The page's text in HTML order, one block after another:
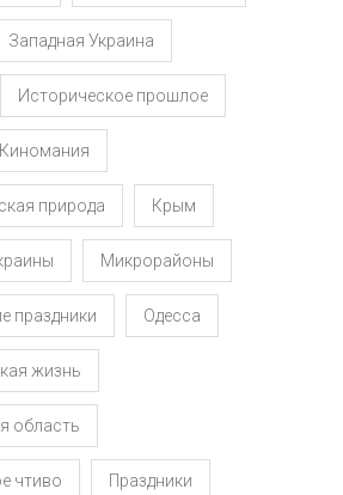
Западная Украина
Историческое прошлое
Киномания
природа Крым
Микрорайоны
праздники Одесса
жизнь
область
чтиво Праздники